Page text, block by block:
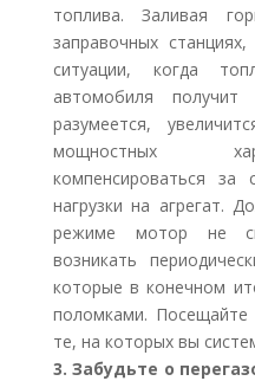
топлива. Заливая
заправочных
ситуации, когда
автомобиля
разумеется,
мощностных
компенсироваться за
нагрузки на агрегат.
режиме мотор не
возникать
которые в конечном
поломками.
те, на которых вы
3. Забудьте о